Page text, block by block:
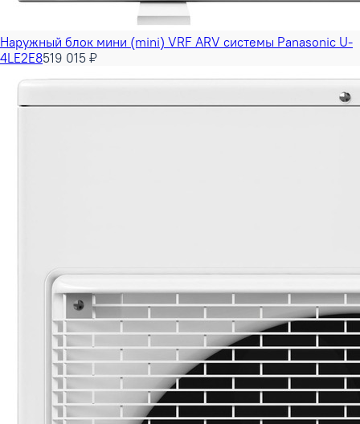
Наружный блок мини (mini) VRF ARV системы Panasonic U-
4LE2E8519 015 ₽